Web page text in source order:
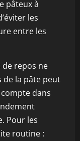
pâteux à
les
entre les
de repos ne
de la pâte peut
dans
Pour les
routine :